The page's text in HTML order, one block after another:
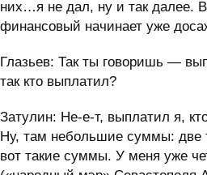
них…я не дал, ну и так далее.
финансовый начинает уже
Глазьев: Так ты говоришь —
так кто выплатил?
Затулин: Не-е-т, выплатил я,
Ну, там небольшие суммы: две
вот такие суммы. У меня уже